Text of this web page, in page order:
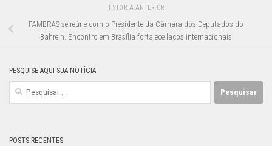
HISTÓRIA ANTERIOR
FAMBRAS se reúne com o Presidente da Câmara dos Deputados do
Bahrein. Encontro em Brasília fortalece laços internacionais
PESQUISE AQUI SUA NOTÍCIA
Pesquisar
POSTS RECENTES